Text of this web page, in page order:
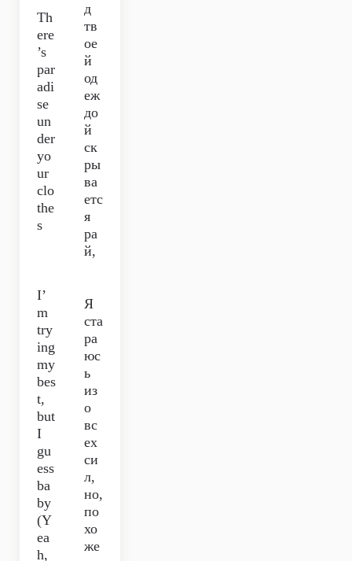
Th
ere
’s
par
adi
se
un
der
yo
ur
clo
the
s
д
тв
ое
й
од
еж
до
й
ск
ры
ва
етс
я
ра
й,
I’
m
try
ing
my
bes
t,
but
I
gu
ess
ba
by
(Y
ea
h,
Я
ста
ра
юс
ь
из
о
вс
ех
си
л,
но,
по
хо
же